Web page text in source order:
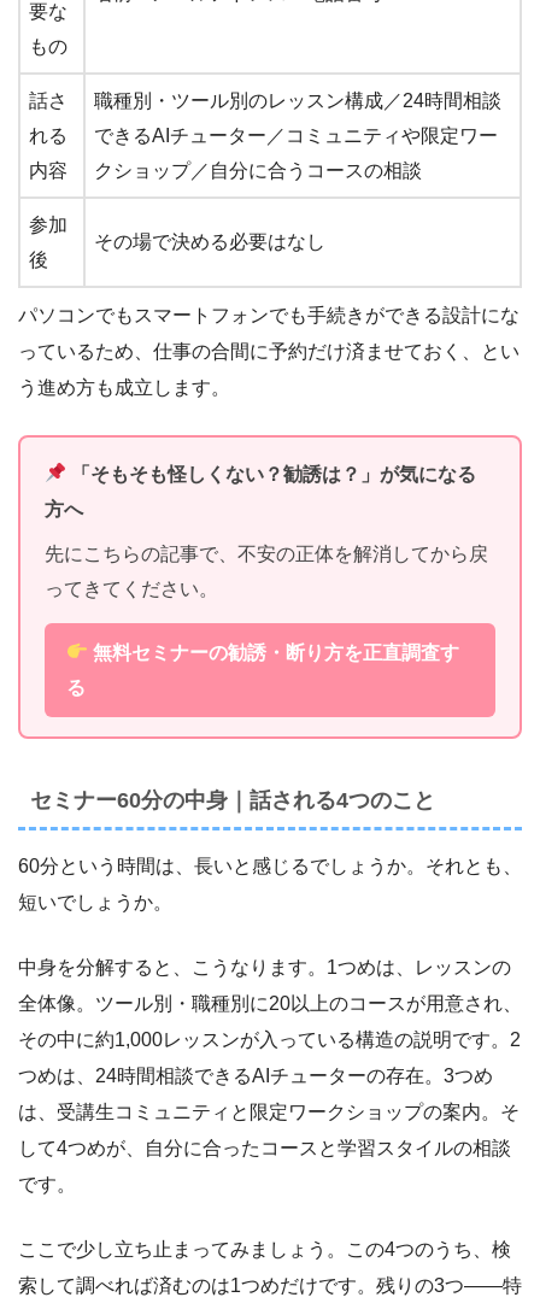
要な
もの
話さ
れる
内容
職種別・ツール別のレッスン構成／24時間相談
できるAIチューター／コミュニティや限定ワー
クショップ／自分に合うコースの相談
参加
後
その場で決める必要はなし
パソコンでもスマートフォンでも手続きができる設計にな
っているため、仕事の合間に予約だけ済ませておく、とい
う進め方も成立します。
「そもそも怪しくない？勧誘は？」が気になる
方へ
先にこちらの記事で、不安の正体を解消してから戻
ってきてください。
無料セミナーの勧誘・断り方を正直調査す
る
セミナー60分の中身｜話される4つのこと
60分という時間は、長いと感じるでしょうか。それとも、
短いでしょうか。
中身を分解すると、こうなります。1つめは、レッスンの
全体像。ツール別・職種別に20以上のコースが用意され、
その中に約1,000レッスンが入っている構造の説明です。2
つめは、24時間相談できるAIチューターの存在。3つめ
は、受講生コミュニティと限定ワークショップの案内。そ
して4つめが、自分に合ったコースと学習スタイルの相談
です。
ここで少し立ち止まってみましょう。この4つのうち、検
索して調べれば済むのは1つめだけです。残りの3つ――特